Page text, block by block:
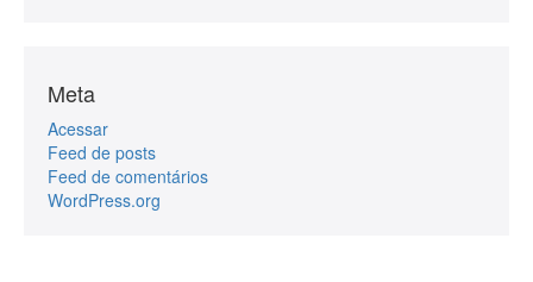
Meta
Acessar
Feed de posts
Feed de comentários
WordPress.org